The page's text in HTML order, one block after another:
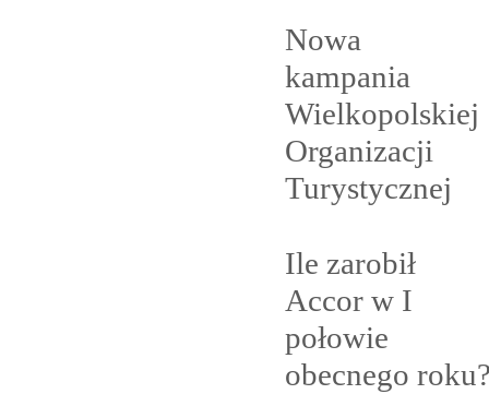
Nowa
kampania
Wielkopolskiej
Organizacji
Turystycznej
Ile zarobił
Accor w I
połowie
obecnego